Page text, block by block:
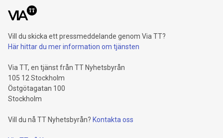
Vill du skicka ett pressmeddelande genom Via TT?
Här hittar du mer information om tjänsten
Via TT, en tjänst från TT Nyhetsbyrån
105 12 Stockholm
Östgötagatan 100
Stockholm
Vill du nå TT Nyhetsbyrån? Kontakta oss